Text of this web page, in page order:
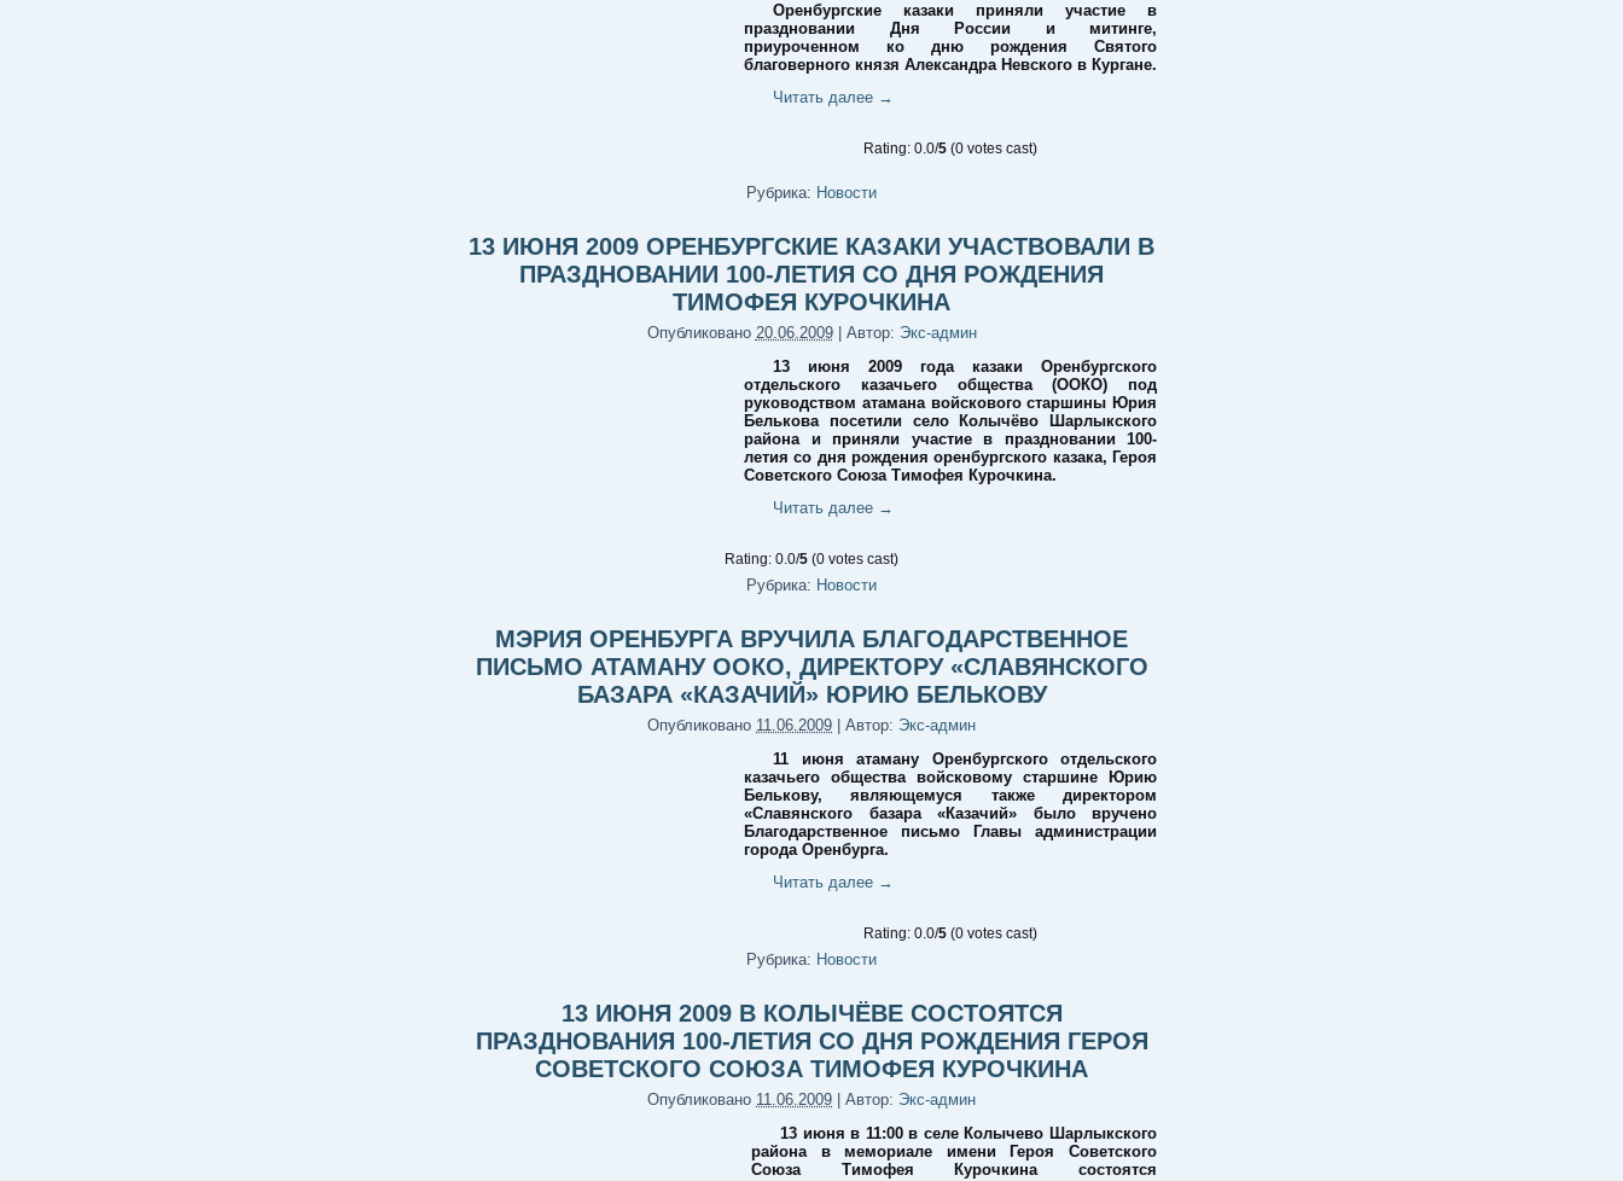
Оренбургские казаки приняли участие в
праздновании Дня России и митинге,
приуроченном ко дню рождения Святого
благоверного князя Александра Невского в Кургане.
Читать далее →
Rating: 0.0/5 (0 votes cast)
Рубрика: Новости
13 ИЮНЯ 2009 ОРЕНБУРГСКИЕ КАЗАКИ УЧАСТВОВАЛИ В
ПРАЗДНОВАНИИ 100-ЛЕТИЯ СО ДНЯ РОЖДЕНИЯ
ТИМОФЕЯ КУРОЧКИНА
Опубликовано 20.06.2009| Автор: Экс-админ
13 июня 2009 года казаки Оренбургского
отдельского казачьего общества (ООКО) под
руководством атамана войскового старшины Юрия
Белькова посетили село Колычёво Шарлыкского
района и приняли участие в праздновании 100-
летия со дня рождения оренбургского казака, Героя
Советского Союза Тимофея Курочкина.
Читать далее →
Rating: 0.0/5 (0 votes cast)
Рубрика: Новости
МЭРИЯ ОРЕНБУРГА ВРУЧИЛА БЛАГОДАРСТВЕННОЕ
ПИСЬМО АТАМАНУ ООКО, ДИРЕКТОРУ «СЛАВЯНСКОГО
БАЗАРА «КАЗАЧИЙ» ЮРИЮ БЕЛЬКОВУ
Опубликовано 11.06.2009 Автор: Экс-админ
11 июня атаману Оренбургского отдельского
казачьего общества войсковому старшине Юрию
Белькову, являющемуся также директором
«Славянского базара «Казачий» было вручено
Благодарственное письмо Главы администрации
города Оренбурга.
Читать далее →
Rating: 0.0/5 (0 votes cast)
Рубрика: Новости
13 ИЮНЯ 2009 В КОЛЫЧЁВЕ СОСТОЯТСЯ
ПРАЗДНОВАНИЯ 100-ЛЕТИЯ СО ДНЯ РОЖДЕНИЯ ГЕРОЯ
СОВЕТСКОГО СОЮЗА ТИМОФЕЯ КУРОЧКИНА
Опубликовано 11.06.2009 Автор: Экс-админ
13 июня в 11:00 в селе Колычево Шарлыкского
района в мемориале имени Героя Советского
Союза Тимофея Курочкина состоятся